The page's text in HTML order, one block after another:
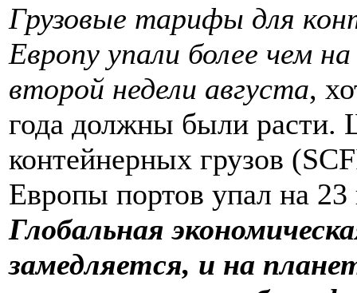
Грузовые тарифы для
Европу упали более чем
второй недели августа,
года должны были расти.
контейнерных грузов
Европы портов упал на 23
Глобальная
замедляется, и на